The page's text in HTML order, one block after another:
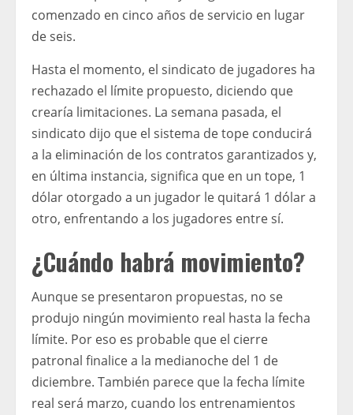
comenzado en cinco años de servicio en lugar
de seis.
Hasta el momento, el sindicato de jugadores ha
rechazado el límite propuesto, diciendo que
crearía limitaciones. La semana pasada, el
sindicato dijo que el sistema de tope conducirá
a la eliminación de los contratos garantizados y,
en última instancia, significa que en un tope, 1
dólar otorgado a un jugador le quitará 1 dólar a
otro, enfrentando a los jugadores entre sí.
¿Cuándo habrá movimiento?
Aunque se presentaron propuestas, no se
produjo ningún movimiento real hasta la fecha
límite. Por eso es probable que el cierre
patronal finalice a la medianoche del 1 de
diciembre. También parece que la fecha límite
real será marzo, cuando los entrenamientos